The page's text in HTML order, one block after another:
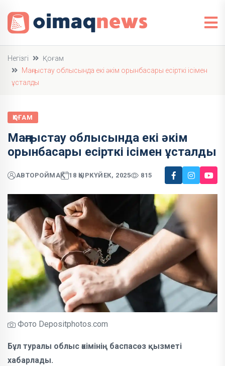
Негізгі
Қоғам
Маңғыстау облысында екі әкім орынбасары есірткі ісімен
ұсталды
ҚОҒАМ
Маңғыстау облысында екі әкім
орынбасары есірткі ісімен ұсталды
АВТОРОЙМАҚ 18 ҚЫРКҮЙЕК, 2025 815
Фото Depositphotos.com
Бұл туралы облыс әкімінің баспасөз қызметі
хабарлады.